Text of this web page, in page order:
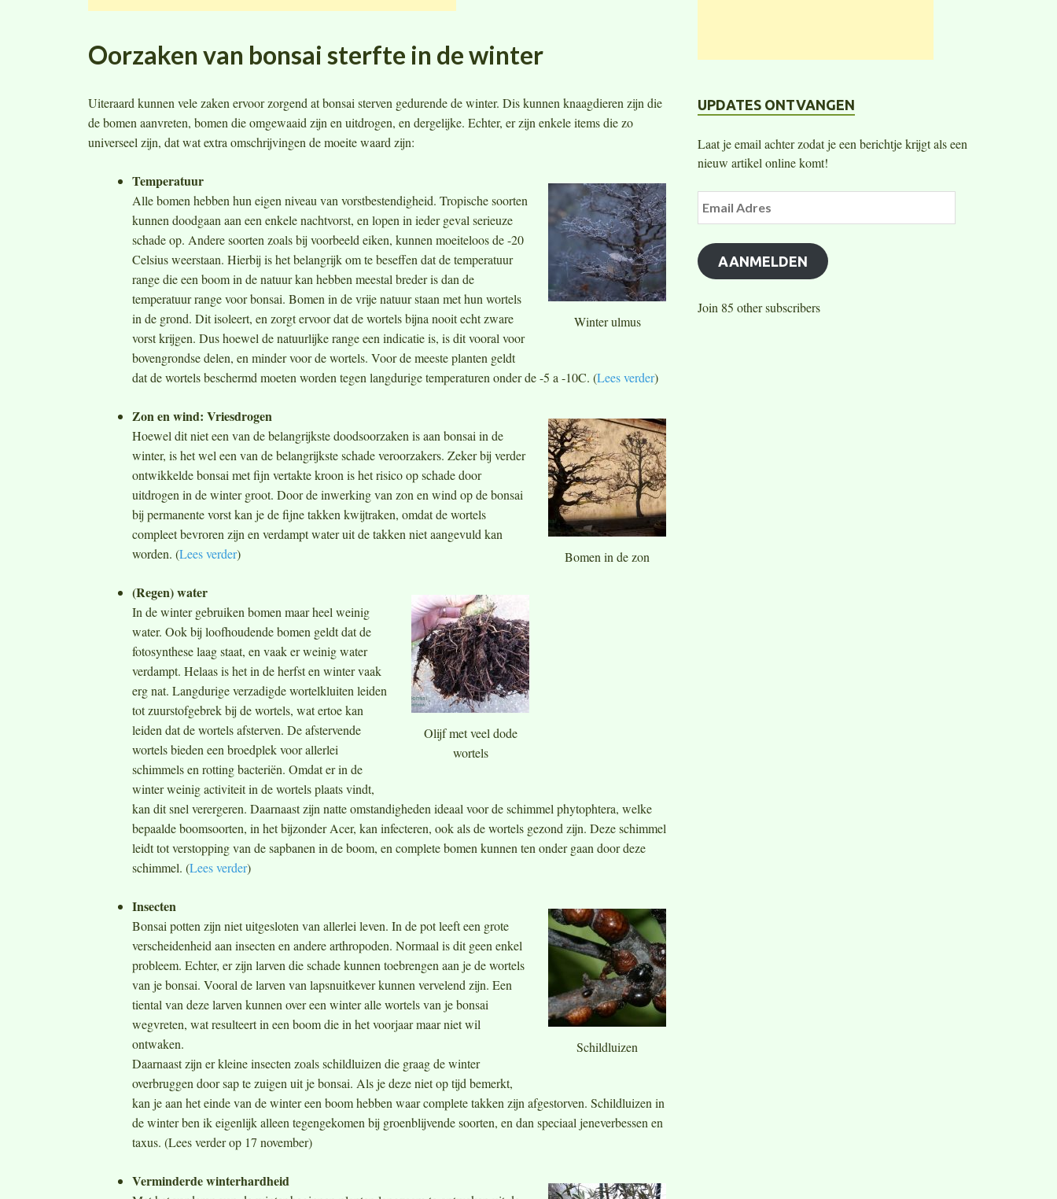
Oorzaken van bonsai sterfte in de winter
Uiteraard kunnen vele zaken ervoor zorgend at bonsai sterven gedurende de winter. Dis kunnen knaagdieren zijn die
de bomen aanvreten, bomen die omgewaaid zijn en uitdrogen, en dergelijke. Echter, er zijn enkele items die zo
universeel zijn, dat wat extra omschrijvingen de moeite waard zijn:
Temperatuur
Winter ulmus
Alle bomen hebben hun eigen niveau van vorstbestendigheid. Tropische soorten
kunnen doodgaan aan een enkele nachtvorst, en lopen in ieder geval serieuze
schade op. Andere soorten zoals bij voorbeeld eiken, kunnen moeiteloos de -20
Celsius weerstaan. Hierbij is het belangrijk om te beseffen dat de temperatuur
range die een boom in de natuur kan hebben meestal breder is dan de
temperatuur range voor bonsai. Bomen in de vrije natuur staan met hun wortels
in de grond. Dit isoleert, en zorgt ervoor dat de wortels bijna nooit echt zware
vorst krijgen. Dus hoewel de natuurlijke range een indicatie is, is dit vooral voor
bovengrondse delen, en minder voor de wortels. Voor de meeste planten geldt
dat de wortels beschermd moeten worden tegen langdurige temperaturen onder de -5 a -10C. (Lees verder)
Zon en wind: Vriesdrogen
Bomen in de zon
Hoewel dit niet een van de belangrijkste doodsoorzaken is aan bonsai in de
winter, is het wel een van de belangrijkste schade veroorzakers. Zeker bij verder
ontwikkelde bonsai met fijn vertakte kroon is het risico op schade door
uitdrogen in de winter groot. Door de inwerking van zon en wind op de bonsai
bij permanente vorst kan je de fijne takken kwijtraken, omdat de wortels
compleet bevroren zijn en verdampt water uit de takken niet aangevuld kan
worden. (Lees verder)
(Regen) water
Olijf met veel dode
wortels
In de winter gebruiken bomen maar heel weinig
water. Ook bij loofhoudende bomen geldt dat de
fotosynthese laag staat, en vaak er weinig water
verdampt. Helaas is het in de herfst en winter vaak
erg nat. Langdurige verzadigde wortelkluiten leiden
tot zuurstofgebrek bij de wortels, wat ertoe kan
leiden dat de wortels afsterven. De afstervende
wortels bieden een broedplek voor allerlei
schimmels en rotting bacteriën. Omdat er in de
winter weinig activiteit in de wortels plaats vindt,
kan dit snel verergeren. Daarnaast zijn natte omstandigheden ideaal voor de schimmel phytophtera, welke
bepaalde boomsoorten, in het bijzonder Acer, kan infecteren, ook als de wortels gezond zijn. Deze schimmel
leidt tot verstopping van de sapbanen in de boom, en complete bomen kunnen ten onder gaan door deze
schimmel. (Lees verder)
Insecten
Schildluizen
Bonsai potten zijn niet uitgesloten van allerlei leven. In de pot leeft een grote
verscheidenheid aan insecten en andere arthropoden. Normaal is dit geen enkel
probleem. Echter, er zijn larven die schade kunnen toebrengen aan je de wortels
van je bonsai. Vooral de larven van lapsnuitkever kunnen vervelend zijn. Een
tiental van deze larven kunnen over een winter alle wortels van je bonsai
wegvreten, wat resulteert in een boom die in het voorjaar maar niet wil
ontwaken.
Daarnaast zijn er kleine insecten zoals schildluizen die graag de winter
overbruggen door sap te zuigen uit je bonsai. Als je deze niet op tijd bemerkt,
kan je aan het einde van de winter een boom hebben waar complete takken zijn afgestorven. Schildluizen in
de winter ben ik eigenlijk alleen tegengekomen bij groenblijvende soorten, en dan speciaal jeneverbessen en
taxus. (Lees verder op 17 november)
Verminderde winterhardheid
UPDATES ONTVANGEN
Laat je email achter zodat je een berichtje krijgt als een
nieuw artikel online komt!
AANMELDEN
Join 85 other subscribers